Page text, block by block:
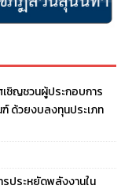
เชิญชวนผู้ประกอบการ
ด้วยงบลงทุนประเภท
รประหยัดพลังงานใน